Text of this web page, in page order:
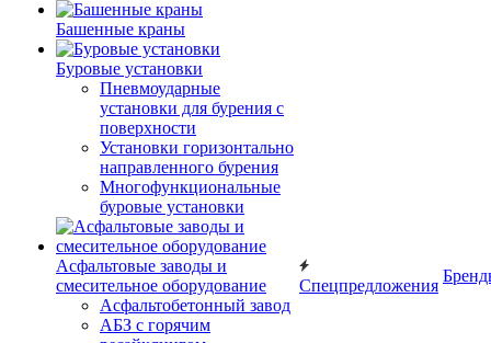
Башенные краны
Буровые установки
Пневмоударные
установки для бурения с
поверхности
Установки горизонтально
направленного бурения
Многофункциональные
буровые установки
Асфальтовые заводы и
смесительное оборудование
Асфальтобетонный завод
АБЗ с горячим
Спецпредложения